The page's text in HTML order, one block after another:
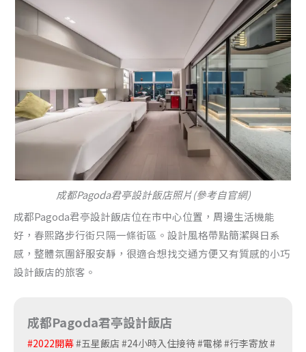
成都Pagoda君亭設計飯店照片(參考自官網)
成都Pagoda君亭設計飯店位在市中心位置，周邊生活機能
好，春熙路步行街只隔一條街區。設計風格帶點簡潔與日系
感，整體氛圍舒服安靜，很適合想找交通方便又有質感的小巧
設計飯店的旅客。
成都Pagoda君亭設計飯店
#2022開幕#五星飯店 #24小時入住接待 #電梯 #行李寄放 #